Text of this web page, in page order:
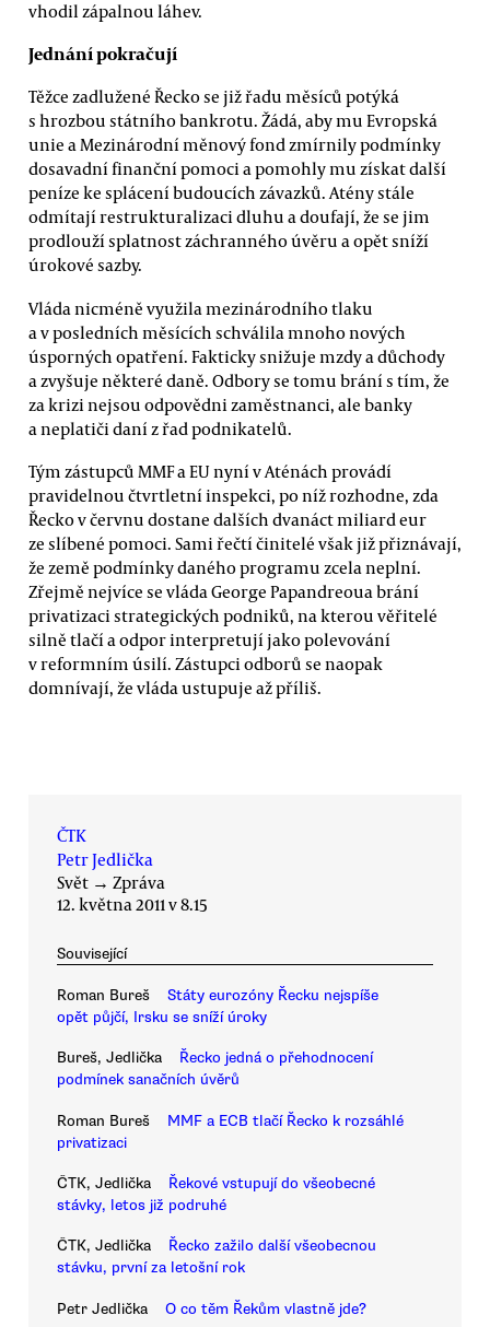
vhodil zápalnou láhev.
Jednání pokračují
Těžce zadlužené Řecko se již řadu měsíců potýká
s hrozbou státního bankrotu. Žádá, aby mu Evropská
unie a Mezinárodní měnový fond zmírnily podmínky
dosavadní finanční pomoci a pomohly mu získat další
peníze ke splácení budoucích závazků. Atény stále
odmítají restrukturalizaci dluhu a doufají, že se jim
prodlouží splatnost záchranného úvěru a opět sníží
úrokové sazby.
Vláda nicméně využila mezinárodního tlaku
a v posledních měsících schválila mnoho nových
úsporných opatření. Fakticky snižuje mzdy a důchody
a zvyšuje některé daně. Odbory se tomu brání s tím, že
za krizi nejsou odpovědni zaměstnanci, ale banky
a neplatiči daní z řad podnikatelů.
Tým zástupců MMF a EU nyní v Aténách provádí
pravidelnou čtvrtletní inspekci, po níž rozhodne, zda
Řecko v červnu dostane dalších dvanáct miliard eur
ze slíbené pomoci. Sami řečtí činitelé však již přiznávají,
že země podmínky daného programu zcela neplní.
Zřejmě nejvíce se vláda George Papandreoua brání
privatizaci strategických podniků, na kterou věřitelé
silně tlačí a odpor interpretují jako polevování
v reformním úsilí. Zástupci odborů se naopak
domnívají, že vláda ustupuje až příliš.
ČTK
Petr Jedlička
Svět → Zpráva
12. května 2011 v 8.15
Související
Roman Bureš
Státy eurozóny Řecku nejspíše
opět půjčí, Irsku se sníží úroky
Bureš, Jedlička
Řecko jedná o přehodnocení
podmínek sanačních úvěrů
Roman Bureš
MMF a ECB tlačí Řecko k rozsáhlé
privatizaci
ČTK, Jedlička
Řekové vstupují do všeobecné
stávky, letos již podruhé
ČTK, Jedlička
Řecko zažilo další všeobecnou
stávku, první za letošní rok
Petr Jedlička O co těm Řekům vlastně jde?